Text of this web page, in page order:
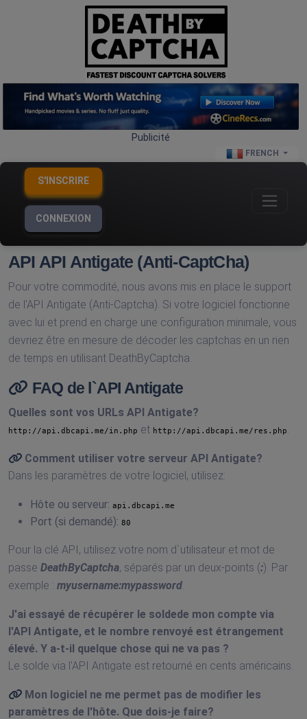
Publicité
FRENCH
S'INSCRIRE
CONNEXION
API API Antigate (Anti-CaptCha)
Pour votre commodité, nous avons mis en place le support
de l'API Antigate (Anti-Captcha). Si votre logiciel fonctionne
avec lui et prend en charge une configuration minimale, vous
devriez être en mesure de décoder les captchas en un rien
de temps en utilisant DeathByCaptcha.
FAQ de l`API Antigate
Quelles sont vos URLs API Antigate?
http://api.dbcapi.me/in.php et http://api.dbcapi.me/res.php
Comment utiliser votre serveur API Antigate?
Dans les paramètres de votre logiciel, utilisez:
Hôte ou serveur: api.dbcapi.me
Port (si demandé): 80
Pour la clé API, utilisez votre nom d`utilisateur et mot de
passe DeathByCaptcha, séparés par un deux-points (:). Par
exemple : myusername:mypassword
J'ai essayé de récupérer le soldede mon compte via
l'API Antigate, et le nombre renvoyé est étrangement
élevé. Y a-t-il quelque chose qui ne va pas ?
Le solde via l'API Antigate est retourné en cents américains.
Mon logiciel ne me permet pas de modifier les
paramètres de l'hôte. Que dois-je faire?